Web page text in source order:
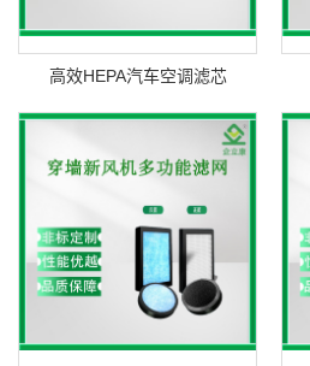
高效HEPA汽车空调滤芯